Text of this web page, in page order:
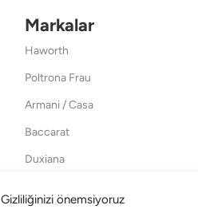
Gizliliğinizi önemsiyoruz
Markalar
Haworth
Poltrona Frau
Armani / Casa
Baccarat
Duxiana